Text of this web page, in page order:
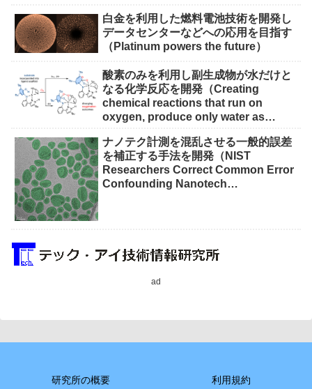
白金を利用した燃料電池技術を開発し
データセンターなどへの応用を目指す
（Platinum powers the future）
酸素のみを利用し副生成物が水だけと
なる化学反応を開発（Creating
chemical reactions that run on
oxygen, produce only water as
ナノテク計測を混乱させる一般的誤差
を補正する手法を開発（NIST
Researchers Correct Common Error
Confounding Nanotech
ad
研究所の概要 利用規約